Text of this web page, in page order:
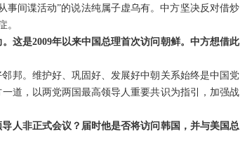
事间谍活动”的说法纯属子虚乌有。中方坚决反对借炒
。
这是2009年以来中国总理首次访问朝鲜。中方想借此
邦。维护好、巩固好、发展好中朝关系始终是中国党
道，以两党两国最高领导人重要共识为指引，加强战
人非正式会议？届时他是否将访问韩国，并与美国总